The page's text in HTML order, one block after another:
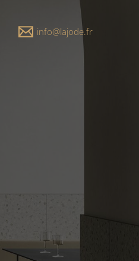
info@lajode.fr